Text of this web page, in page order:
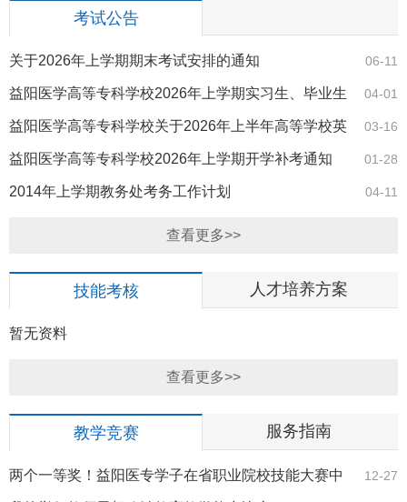
考试公告
06-11
关于2026年上学期期末考试安排的通知
04-01
益阳医学高等专科学校2026年上学期实习生、毕业生
补考通知 03-16
益阳医学高等专科学校关于2026年上半年高等学校英
语应用能力考… 01-28
​益阳医学高等专科学校2026年上学期开学补考通知
04-11
2014年上学期教务处考务工作计划
查看更多>>
技能考核 人才培养方案
暂无资料
查看更多>>
教学竞赛 服务指南
12-27
​两个一等奖！益阳医专学子在省职业院校技能大赛中